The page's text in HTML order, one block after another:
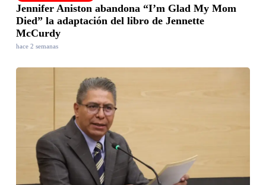
Jennifer Aniston abandona “I’m Glad My Mom
Died” la adaptación del libro de Jennette
McCurdy
hace 2 semanas